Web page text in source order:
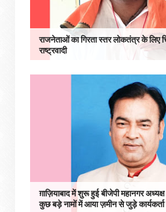
राजनेताओं का गिरता स्तर लोकतंत्र के लिए
राष्ट्रवादी
ग़ाज़ियाबाद में शुरू हुई बीजेपी महानगर
कुछ बड़े नामों में आया ज़मीन से जुड़े कार्यकर्ता